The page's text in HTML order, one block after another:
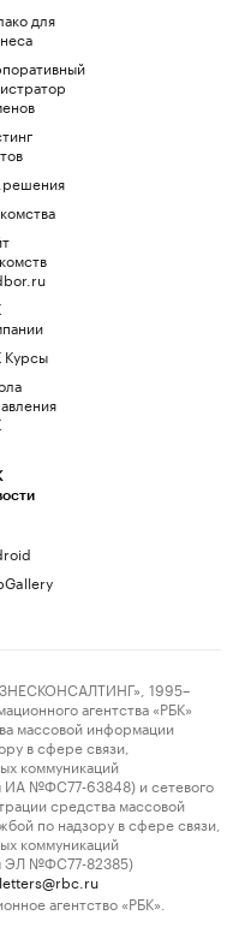
для
Курсы
1995–
агентства «РБК»
массовой информации
в сфере связи,
коммуникаций
ИА №ФС77-63848) и сетевого
средства массовой
по надзору в сфере связи,
коммуникаций
ЭЛ №ФС77-82385)
letters@rbc.ru
агентство «РБК».